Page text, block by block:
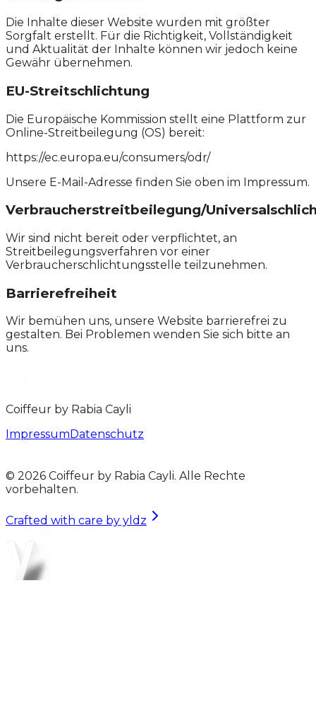
Die Inhalte dieser Website wurden mit größter
Sorgfalt erstellt. Für die Richtigkeit, Vollständigkeit
und Aktualität der Inhalte können wir jedoch keine
Gewähr übernehmen.
EU-Streitschlichtung
Die Europäische Kommission stellt eine Plattform zur
Online-Streitbeilegung (OS) bereit:
https://ec.europa.eu/consumers/odr/
Unsere E-Mail-Adresse finden Sie oben im Impressum.
Verbraucherstreitbeilegung/
Wir sind nicht bereit oder verpflichtet, an
Streitbeilegungsverfahren vor einer
Verbraucherschlichtungsstelle teilzunehmen.
Barrierefreiheit
Wir bemühen uns, unsere Website barrierefrei zu
gestalten. Bei Problemen wenden Sie sich bitte an
uns.
Coiffeur by Rabia Cayli
Impressum Datenschutz
© 2026 Coiffeur by Rabia Cayli. Alle Rechte
vorbehalten.
Crafted with care by yldz